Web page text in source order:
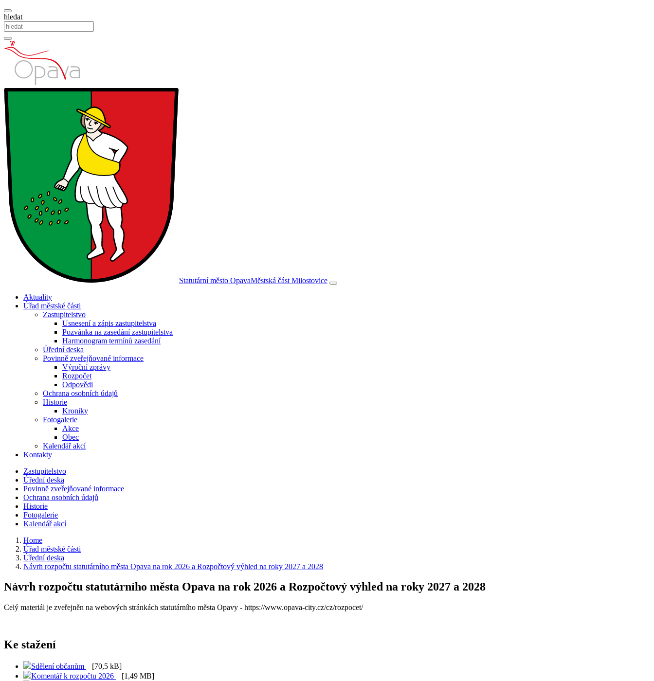
hledat
Statutární město OpavaMěstská část Milostovice
Aktuality
Úřad městské části
Zastupitelstvo
Usnesení a zápis zastupitelstva
Pozvánka na zasedání zastupitelstva
Harmonogram termínů zasedání
Úřední deska
Povinně zveřejňované informace
Výroční zprávy
Rozpočet
Odpovědi
Ochrana osobních údajů
Historie
Kroniky
Fotogalerie
Akce
Obec
Kalendář akcí
Kontakty
Zastupitelstvo
Úřední deska
Povinně zveřejňované informace
Ochrana osobních údajů
Historie
Fotogalerie
Kalendář akcí
Home
Úřad městské části
Úřední deska
Návrh rozpočtu statutárního města Opava na rok 2026 a Rozpočtový výhled na roky 2027 a 2028
Návrh rozpočtu statutárního města Opava na rok 2026 a Rozpočtový výhled na roky 2027 a 2028
Celý materiál je zveřejněn na webových stránkách statutárního města Opavy - https://www.opava-city.cz/cz/rozpocet/
Ke stažení
Sdělení občanům
[70,5 kB]
Komentář k rozpočtu 2026
[1,49 MB]